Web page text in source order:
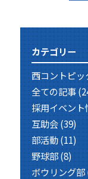
カテゴリー
西コントピッ
全ての記事
採用イベント
互助会(39)
部活動(11)
野球部(8)
ボウリング部